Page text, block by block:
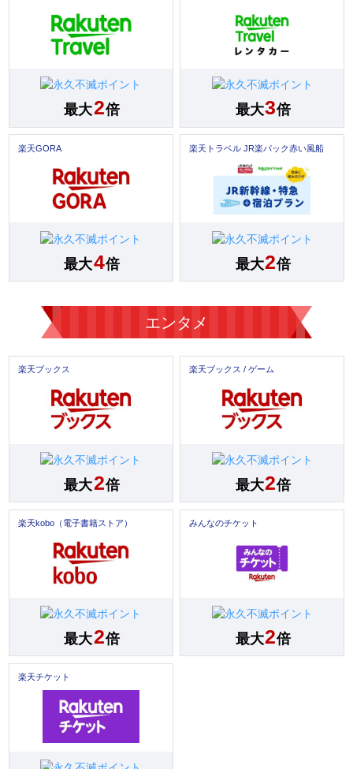
最大2倍 最大3倍
楽天GORA
最大4倍
楽天トラベル JR楽パック赤い風船
最大2倍
エンタメ
楽天ブックス
最大2倍
楽天ブックス / ゲーム
最大2倍
楽天kobo（電子書籍ストア）
最大2倍
みんなのチケット
最大2倍
楽天チケット